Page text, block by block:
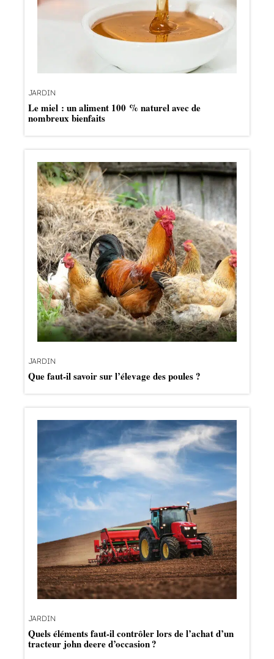
JARDIN
Le miel : un aliment 100 % naturel avec de
nombreux bienfaits
JARDIN
Que faut-il savoir sur l’élevage des poules ?
JARDIN
Quels éléments faut-il contrôler lors de l’achat d’un
tracteur john deere d’occasion ?